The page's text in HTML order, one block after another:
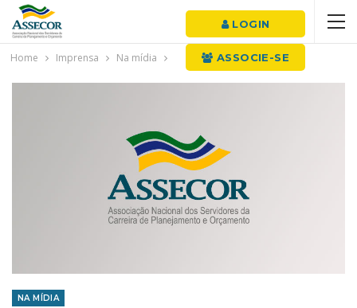
LOGIN
ASSOCIE-SE
Home Imprensa Na mídia
NA MÍDIA